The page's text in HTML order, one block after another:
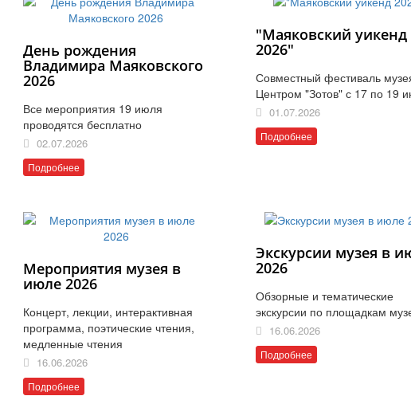
День рождения
Владимира Маяковского
2026
Все мероприятия 19 июля
проводятся бесплатно
02.07.2026
Подробнее
"Маяковский уикенд
2026"
Совместный фестиваль
Центром "Зотов" с 17 по 19
01.07.2026
Подробнее
Мероприятия музея в
июле 2026
Концерт, лекции, интерактивная
программа, поэтические чтения,
медленные чтения
16.06.2026
Подробнее
Экскурсии музея в
2026
Обзорные и тематические
экскурсии по площадкам
16.06.2026
Подробнее